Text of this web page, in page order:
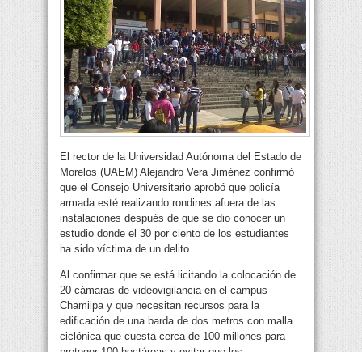
El rector de la Universidad Autónoma del Estado de
Morelos (UAEM) Alejandro Vera Jiménez confirmó
que el Consejo Universitario aprobó que policía
armada esté realizando rondines afuera de las
instalaciones después de que se dio conocer un
estudio donde el 30 por ciento de los estudiantes
ha sido víctima de un delito.
Al confirmar que se está licitando la colocación de
20 cámaras de videovigilancia en el campus
Chamilpa y que necesitan recursos para la
edificación de una barda de dos metros con malla
ciclónica que cuesta cerca de 100 millones para